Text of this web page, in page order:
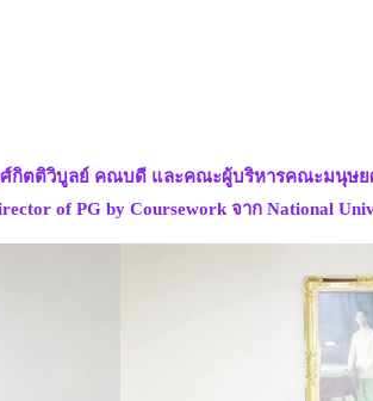
ศ์กิตติวิบูลย์ คณบดี และคณะผู้บริหารคณะมนุษ
of PG by Coursework จาก National